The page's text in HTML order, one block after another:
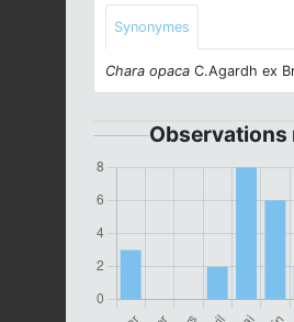
Synonymes
Chara opaca C.Agardh ex
Observations